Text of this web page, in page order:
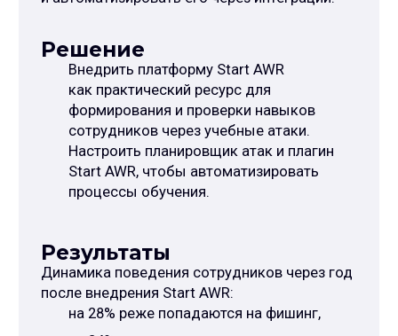
после внедрения Start AWR:
на 28% реже попадаются на фишинг,
на 24% реже вводят логины и пароли
на фишинговых сайтах.
как практический ресурс для
формирования и проверки навыков
сотрудников через учебные атаки.
Настроить планировщик атак и плагин
Start AWR, чтобы автоматизировать
процессы обучения.